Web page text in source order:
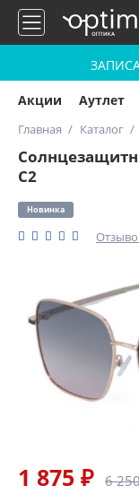
Акции Аутлет
Главная Каталог
C2
Новинка
1 875 ₽ 6